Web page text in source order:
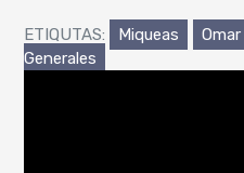
ETIQUTAS: Miqueas
Generales